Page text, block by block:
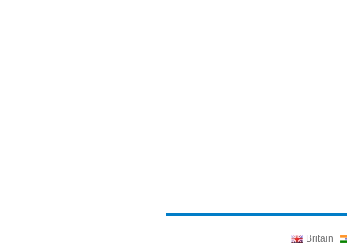
Britain